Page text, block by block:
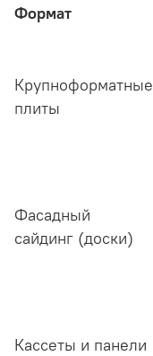
Формат
Крупноформатные
плиты
Фасадный
сайдинг (доски)
Кассеты и панели